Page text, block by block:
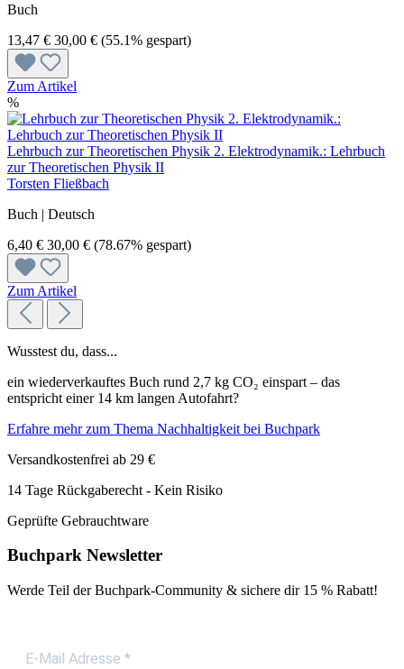
Buch
13,47 € 30,00 € (55.1% gespart)
Zum Artikel
%
Lehrbuch zur Theoretischen Physik 2. Elektrodynamik.: Lehrbuch
zur Theoretischen Physik II
Torsten Fließbach
Buch | Deutsch
6,40 € 30,00 € (78.67% gespart)
Zum Artikel
Wusstest du, dass...
ein wiederverkauftes Buch rund 2,7 kg CO₂ einspart – das
entspricht einer 14 km langen Autofahrt?
Erfahre mehr zum Thema Nachhaltigkeit bei Buchpark
Versandkostenfrei ab 29 €
14 Tage Rückgaberecht - Kein Risiko
Geprüfte Gebrauchtware
Buchpark Newsletter
Werde Teil der Buchpark-Community & sichere dir 15 % Rabatt!